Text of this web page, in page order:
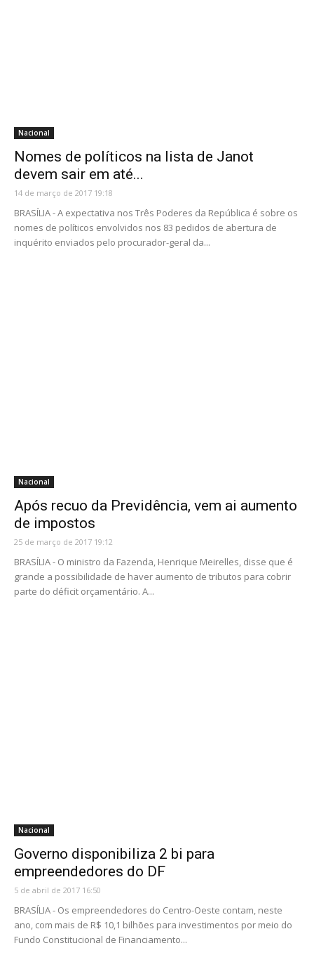
Nacional
Nomes de políticos na lista de Janot
devem sair em até...
14 de março de 2017 19:18
BRASÍLIA - A expectativa nos Três Poderes da República é sobre os
nomes de políticos envolvidos nos 83 pedidos de abertura de
inquérito enviados pelo procurador-geral da...
Nacional
Após recuo da Previdência, vem ai aumento
de impostos
25 de março de 2017 19:12
BRASÍLIA - O ministro da Fazenda, Henrique Meirelles, disse que é
grande a possibilidade de haver aumento de tributos para cobrir
parte do déficit orçamentário. A...
Nacional
Governo disponibiliza 2 bi para
empreendedores do DF
5 de abril de 2017 16:50
BRASÍLIA - Os empreendedores do Centro-Oeste contam, neste
ano, com mais de R$ 10,1 bilhões para investimentos por meio do
Fundo Constitucional de Financiamento...